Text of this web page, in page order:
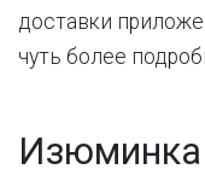
доставки
чуть более
Изюминка